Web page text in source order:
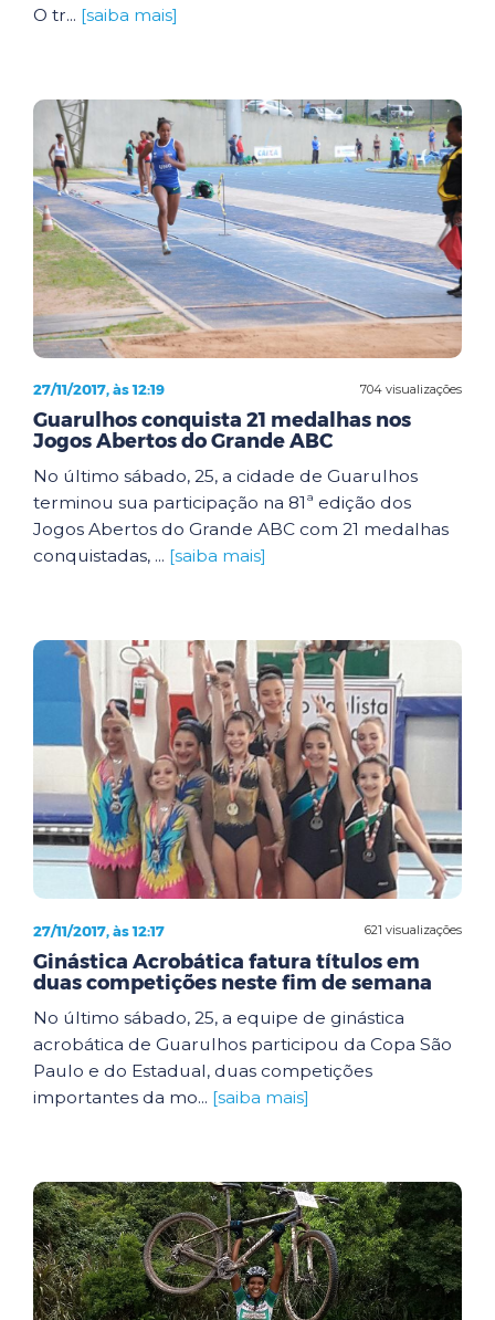
O tr... [saiba mais]
704 visualizações
27/11/2017, às 12:19
Guarulhos conquista 21 medalhas nos
Jogos Abertos do Grande ABC
No último sábado, 25, a cidade de Guarulhos
terminou sua participação na 81ª edição dos
Jogos Abertos do Grande ABC com 21 medalhas
conquistadas, ... [saiba mais]
621 visualizações
27/11/2017, às 12:17
Ginástica Acrobática fatura títulos em
duas competições neste fim de semana
No último sábado, 25, a equipe de ginástica
acrobática de Guarulhos participou da Copa São
Paulo e do Estadual, duas competições
importantes da mo... [saiba mais]